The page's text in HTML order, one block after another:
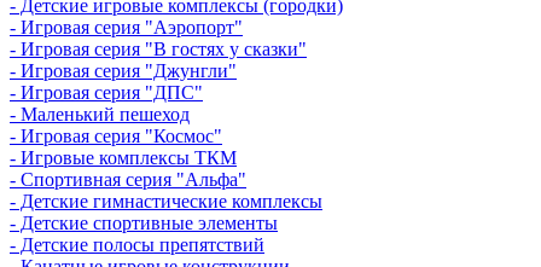
- Детские игровые комплексы (городки)
- Игровая серия "Аэропорт"
- Игровая серия "В гостях у сказки"
- Игровая серия "Джунгли"
- Игровая серия "ДПС"
- Маленький пешеход
- Игровая серия "Космос"
- Игровые комплексы ТКМ
- Спортивная серия "Альфа"
- Детские гимнастические комплексы
- Детские спортивные элементы
- Детские полосы препятствий